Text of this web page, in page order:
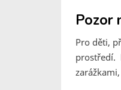
Pozor
Pro děti,
prostředí.